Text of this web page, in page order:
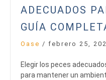
ADECUADOS
GUÍA
Oase / febrero 25,
Elegir los peces
para mantener un